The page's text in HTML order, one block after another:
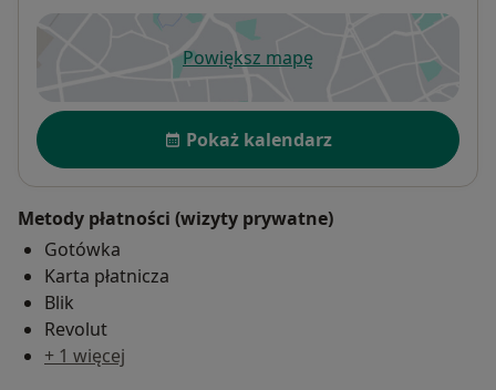
Powiększ mapęotwiera się w nowej karcie
Dostępność
Pokaż kalendarz
Metody płatności (wizyty prywatne)
Gotówka
Karta płatnicza
Blik
Revolut
+ 1 więcej